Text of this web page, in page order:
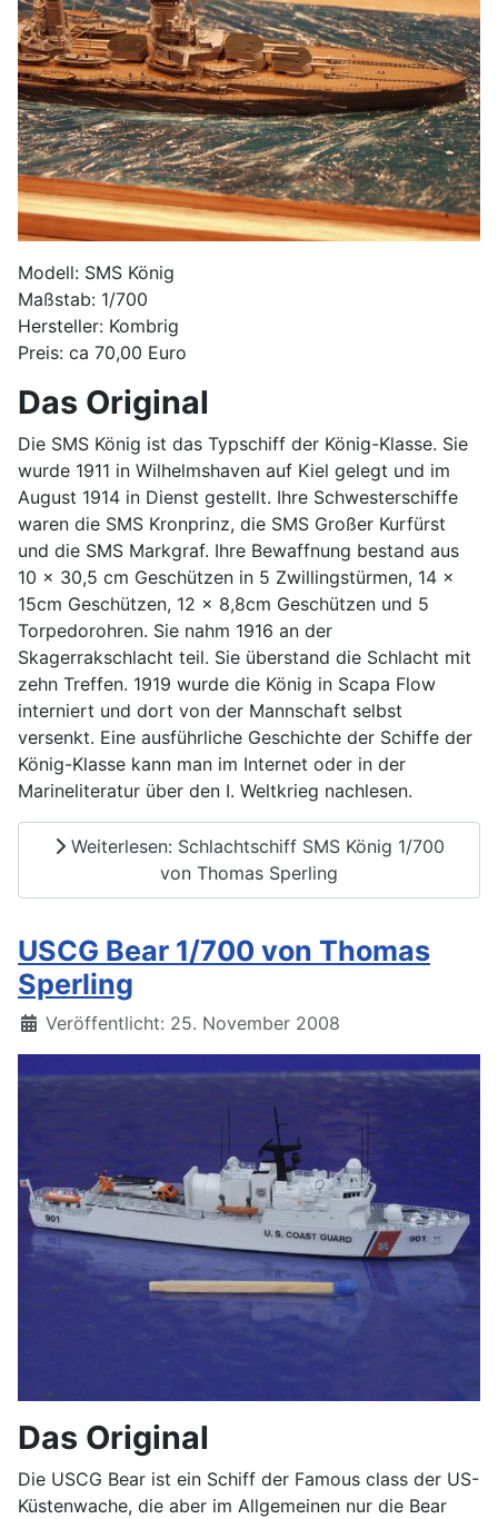
Modell: SMS König
Maßstab: 1/700
Hersteller: Kombrig
Preis: ca 70,00 Euro
Das Original
Die SMS König ist das Typschiff der König-Klasse. Sie
wurde 1911 in Wilhelmshaven auf Kiel gelegt und im
August 1914 in Dienst gestellt. Ihre Schwesterschiffe
waren die SMS Kronprinz, die SMS Großer Kurfürst
und die SMS Markgraf. Ihre Bewaffnung bestand aus
10 x 30,5 cm Geschützen in 5 Zwillingstürmen, 14 x
15cm Geschützen, 12 x 8,8cm Geschützen und 5
Torpedorohren. Sie nahm 1916 an der
Skagerrakschlacht teil. Sie überstand die Schlacht mit
zehn Treffen. 1919 wurde die König in Scapa Flow
interniert und dort von der Mannschaft selbst
versenkt. Eine ausführliche Geschichte der Schiffe der
König-Klasse kann man im Internet oder in der
Marineliteratur über den I. Weltkrieg nachlesen.
Weiterlesen: Schlachtschiff SMS König 1/700
von Thomas Sperling
USCG Bear 1/700 von Thomas
Sperling
Details
Veröffentlicht: 25. November 2008
Das Original
Die USCG Bear ist ein Schiff der Famous class der US-
Küstenwache, die aber im Allgemeinen nur die Bear